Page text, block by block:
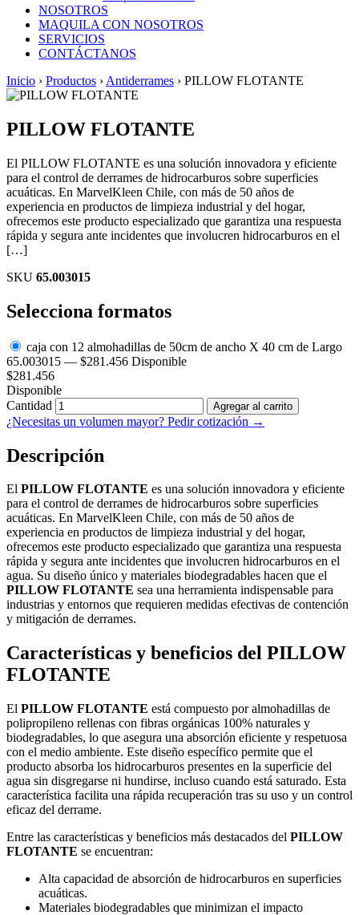
NOSOTROS
MAQUILA CON NOSOTROS
SERVICIOS
CONTÁCTANOS
Inicio › Productos › Antiderrames › PILLOW FLOTANTE
PILLOW FLOTANTE
El PILLOW FLOTANTE es una solución innovadora y eficiente
para el control de derrames de hidrocarburos sobre superficies
acuáticas. En MarvelKleen Chile, con más de 50 años de
experiencia en productos de limpieza industrial y del hogar,
ofrecemos este producto especializado que garantiza una respuesta
rápida y segura ante incidentes que involucren hidrocarburos en el
[…]
SKU 65.003015
Selecciona formatos
caja con 12 almohadillas de 50cm de ancho X 40 cm de Largo
65.003015 — $281.456 Disponible
$281.456
Disponible
Cantidad
Agregar al carrito
¿Necesitas un volumen mayor? Pedir cotización →
Descripción
El PILLOW FLOTANTE es una solución innovadora y eficiente
para el control de derrames de hidrocarburos sobre superficies
acuáticas. En MarvelKleen Chile, con más de 50 años de
experiencia en productos de limpieza industrial y del hogar,
ofrecemos este producto especializado que garantiza una respuesta
rápida y segura ante incidentes que involucren hidrocarburos en el
agua. Su diseño único y materiales biodegradables hacen que el
PILLOW FLOTANTE sea una herramienta indispensable para
industrias y entornos que requieren medidas efectivas de contención
y mitigación de derrames.
Características y beneficios del PILLOW
FLOTANTE
El PILLOW FLOTANTE está compuesto por almohadillas de
polipropileno rellenas con fibras orgánicas 100% naturales y
biodegradables, lo que asegura una absorción eficiente y respetuosa
con el medio ambiente. Este diseño específico permite que el
producto absorba los hidrocarburos presentes en la superficie del
agua sin disgregarse ni hundirse, incluso cuando está saturado. Esta
característica facilita una rápida recuperación tras su uso y un control
eficaz del derrame.
Entre las características y beneficios más destacados del PILLOW
FLOTANTE se encuentran:
Alta capacidad de absorción de hidrocarburos en superficies
acuáticas.
Materiales biodegradables que minimizan el impacto